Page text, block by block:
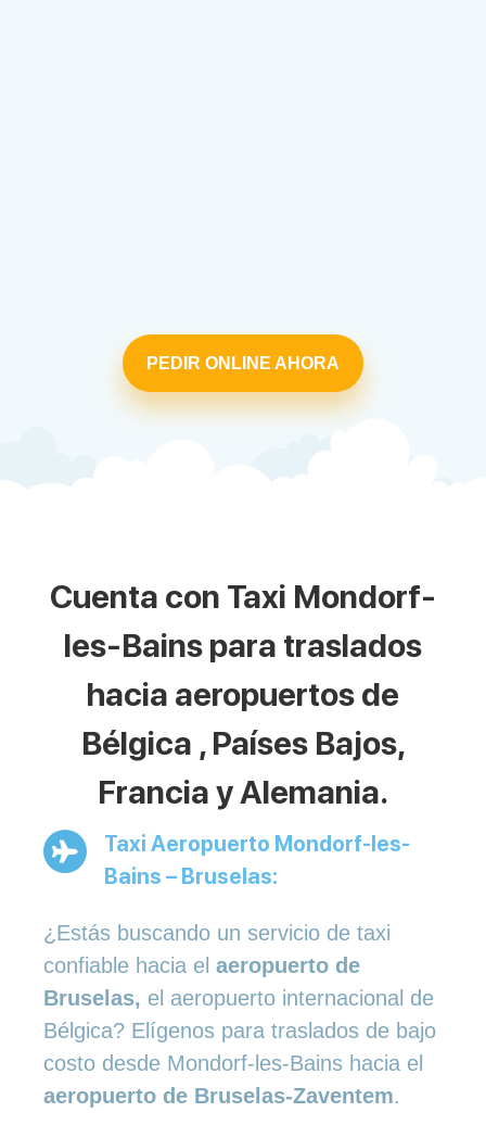
PEDIR ONLINE AHORA
Cuenta con Taxi Mondorf-
les-Bains para traslados
hacia aeropuertos de
Bélgica , Países Bajos,
Francia y Alemania.
Taxi Aeropuerto Mondorf-les-
Bains – Bruselas:
¿Estás buscando un servicio de taxi
confiable hacia el aeropuerto de
Bruselas, el aeropuerto internacional de
Bélgica? Elígenos para traslados de bajo
costo desde Mondorf-les-Bains hacia el
aeropuerto de Bruselas-Zaventem.